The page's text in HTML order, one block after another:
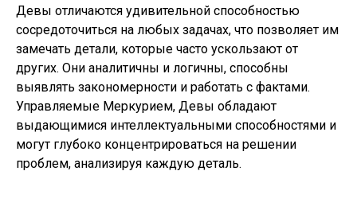
Девы отличаются удивительной способностью
сосредоточиться на любых задачах, что позволяет им
замечать детали, которые часто ускользают от
других. Они аналитичны и логичны, способны
выявлять закономерности и работать с фактами.
Управляемые Меркурием, Девы обладают
выдающимися интеллектуальными способностями и
могут глубоко концентрироваться на решении
проблем, анализируя каждую деталь.